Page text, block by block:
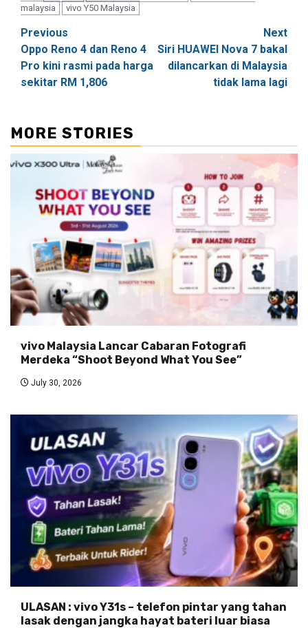
malaysia vivo Y50 Malaysia
Post
navigation
Previous
Oppo Reno 4 dan Reno 4
Pro kini rasmi pada harga
sekitar RM 1,806
Next
Siri HUAWEI Nova 7 bakal
dilancarkan di Malaysia
tidak lama lagi
MORE STORIES
vivo Malaysia Lancar Cabaran Fotografi
Merdeka “Shoot Beyond What You See”
July 30, 2026
ULASAN : vivo Y31s – telefon pintar yang tahan
lasak dengan jangka hayat bateri luar biasa